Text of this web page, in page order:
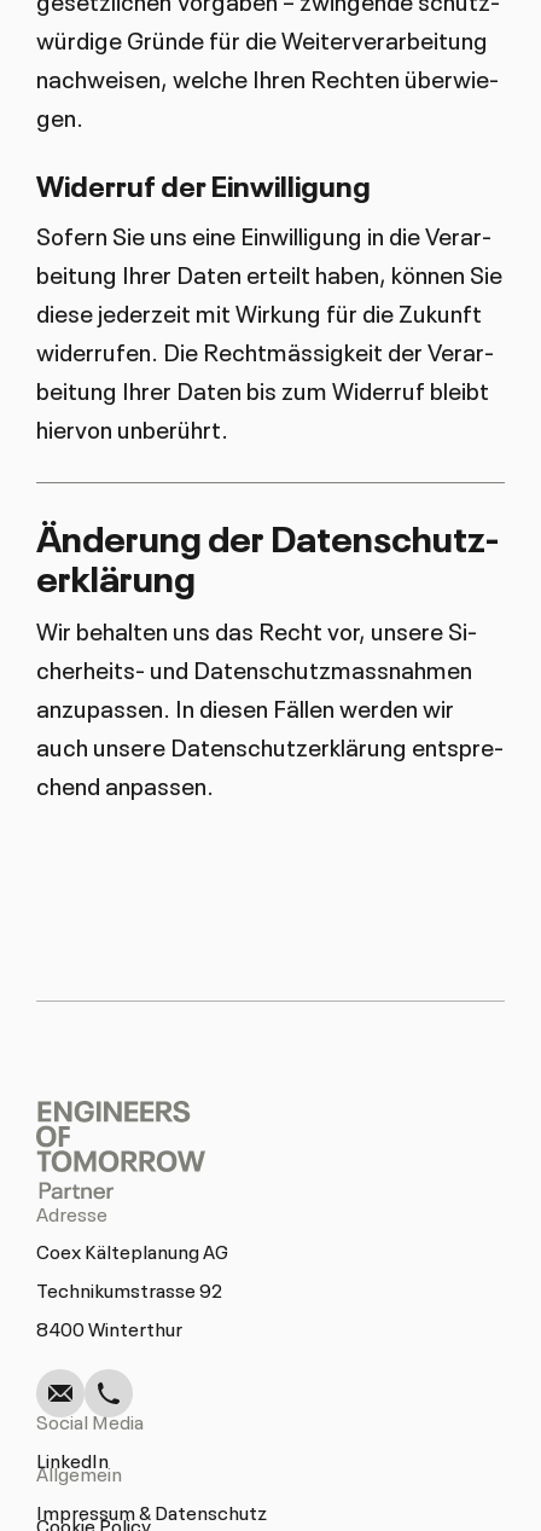
wür­di­ge Grün­de für die Wei­ter­ver­ar­bei­tung
nach­wei­sen, wel­che Ih­ren Rech­ten über­wie­
gen.
Wi­der­ruf der Ein­wil­li­gung
So­fern Sie uns ei­ne Ein­wil­li­gung in die Ver­ar­
bei­tung Ih­rer Da­ten er­teilt ha­ben, kön­nen Sie
die­se je­der­zeit mit Wir­kung für die Zu­kunft
wi­der­ru­fen. Die Recht­mäs­sig­keit der Ver­ar­
bei­tung Ih­rer Da­ten bis zum Wi­der­ruf bleibt
hier­von un­be­rührt.
Än­de­rung der Da­ten­schut­z­
er­klä­rung
Wir be­hal­ten uns das Recht vor, un­se­re Si­
cher­heits- und Da­ten­schutz­mass­nah­men
an­zu­pas­sen. In die­sen Fäl­len wer­den wir
auch un­se­re Da­ten­schut­z­er­klä­rung ent­spre­
chend an­pas­sen.
Adresse
Coex Kälteplanung AG
Technikumstrasse 92
8400 Winterthur
Social Media
LinkedIn
Allgemein
Impressum & Datenschutz
Cookie Policy